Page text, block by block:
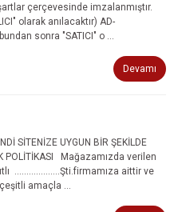
çerçevesinde imzalanmıştır.
olarak anılacaktır) AD-
sonra "SATICI" o ...
Devamı
SİTENİZE UYGUN BİR ŞEKİLDE
POLİTİKASI Mağazamızda verilen
……………….Şti.firmamıza aittir ve
amaçla ...